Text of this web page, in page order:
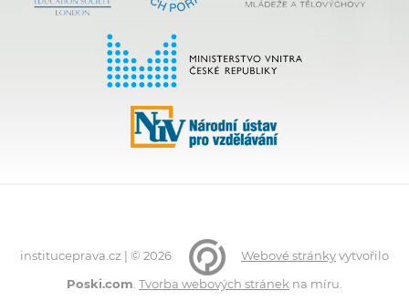
instituceprava.cz | © 2026 Webové stránkyvytvořilo
Poski.com Tvorba webových stránek na míru.